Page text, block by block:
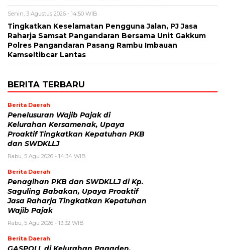
Senin, 3 Agustus 2026 - 14:50 WIB
Tingkatkan Keselamatan Pengguna Jalan, PJ Jasa
Raharja Samsat Pangandaran Bersama Unit Gakkum
Polres Pangandaran Pasang Rambu Imbauan
Kamseltibcar Lantas
BERITA TERBARU
Berita Daerah
Penelusuran Wajib Pajak di
Kelurahan Kersamenak, Upaya
Proaktif Tingkatkan Kepatuhan PKB
dan SWDKLLJ
Rabu, 5 Agu 2026 - 14:34 WIB
Berita Daerah
Penagihan PKB dan SWDKLLJ di Kp.
Saguling Babakan, Upaya Proaktif
Jasa Raharja Tingkatkan Kepatuhan
Wajib Pajak
Rabu, 5 Agu 2026 - 13:32 WIB
Berita Daerah